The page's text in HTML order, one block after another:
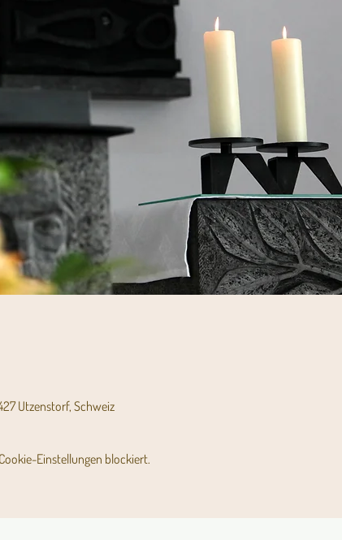
Utzenstorf, Schweiz
Einstellungen blockiert.